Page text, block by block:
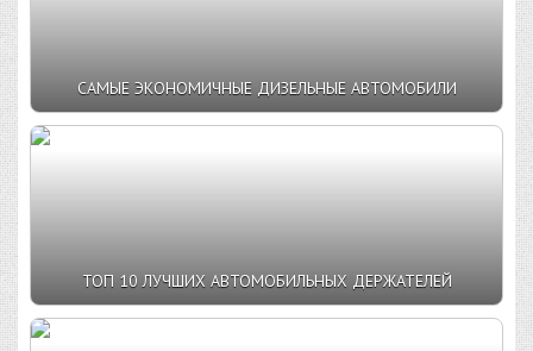
САМЫЕ ЭКОНОМИЧНЫЕ ДИЗЕЛЬНЫЕ АВТОМОБИЛИ
ТОП 10 ЛУЧШИХ АВТОМОБИЛЬНЫХ ДЕРЖАТЕЛЕЙ